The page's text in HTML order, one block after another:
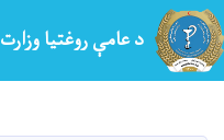
د عامې روغتیا وزارت